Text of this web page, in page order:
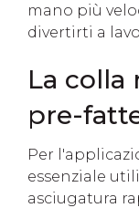
mano più
divertirti a
La
pre-
Per
essenziale
asciugatura